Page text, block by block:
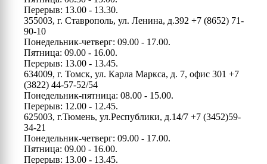
Перерыв: 13.00 - 13.30.
355003, г. Ставрополь, ул. Ленина, д.392 +7 (8652) 71-
90-10
Понедельник-четверг: 09.00 - 17.00.
Пятница: 09.00 - 16.00.
Перерыв: 13.00 - 13.45.
634009, г. Томск, ул. Карла Маркса, д. 7, офис 301 +7
(3822) 44-57-52/54
Понедельник-пятница: 08.00 - 15.00.
Перерыв: 12.00 - 12.45.
625003, г.Тюмень, ул.Республики, д.14/7 +7 (3452)59-
34-21
Понедельник-четверг: 09.00 - 17.00.
Пятница: 09.00 - 16.00.
Перерыв: 13.00 - 13.45.